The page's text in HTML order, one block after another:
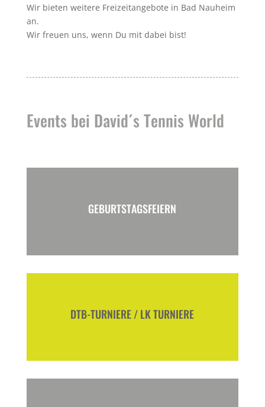
Wir bieten weitere Freizeitangebote in Bad Nauheim
an.
Wir freuen uns, wenn Du mit dabei bist!
Events bei David´s Tennis World
GEBURTSTAGSFEIERN
DTB-TURNIERE / LK TURNIERE